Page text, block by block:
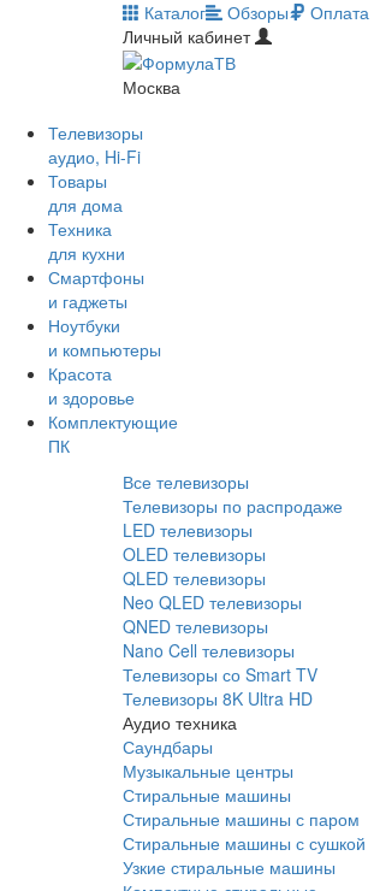
Каталог Обзоры Оплата
Личный кабинет
Москва
Телевизоры
аудио, Hi-Fi
Товары
для дома
Техника
для кухни
Смартфоны
и гаджеты
Ноутбуки
и компьютеры
Красота
и здоровье
Комплектующие
ПК
Все телевизоры
Телевизоры по распродаже
LED телевизоры
OLED телевизоры
QLED телевизоры
Neo QLED телевизоры
QNED телевизоры
Nano Cell телевизоры
Телевизоры со Smart TV
Телевизоры 8K Ultra HD
Аудио техника
Саундбары
Музыкальные центры
Стиральные машины
Стиральные машины с паром
Стиральные машины с сушкой
Узкие стиральные машины